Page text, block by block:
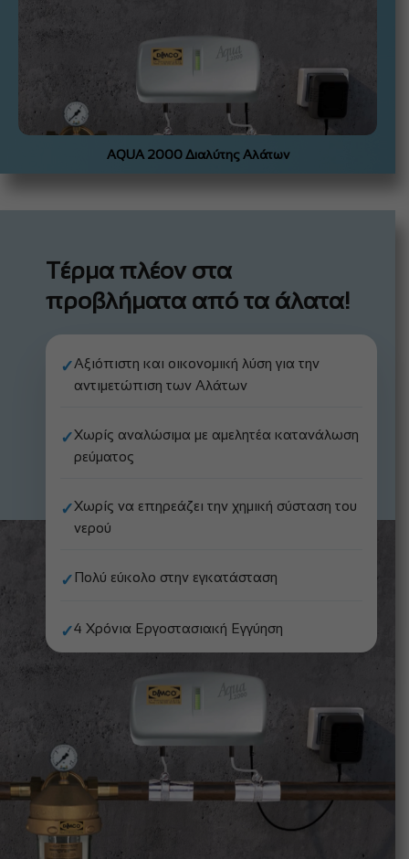
AQUA 2000 Διαλύτης Αλάτων
Τέρμα πλέον στα
προβλήματα από τα άλατα!
✓Αξιόπιστη και οικονομική λύση για την
αντιμετώπιση των Αλάτων
✓Χωρίς αναλώσιμα με αμελητέα κατανάλωση
ρεύματος
✓Χωρίς να επηρεάζει την χημική σύσταση του
νερού
✓ Πολύ εύκολο στην εγκατάσταση
✓4 Χρόνια Εργοστασιακή Εγγύηση